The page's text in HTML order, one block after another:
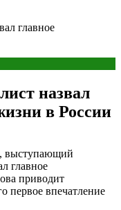
главное
назвал
в России
выступающий
главное
приводит
первое впечатление